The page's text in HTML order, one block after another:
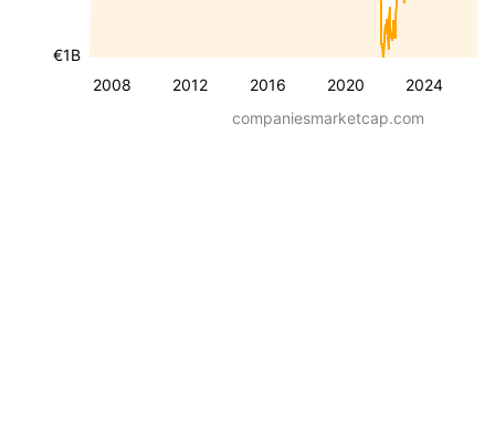
2008 2012 2016 2020 2024
€1B
companiesmarketcap.com